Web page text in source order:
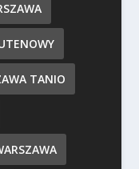
TANIO